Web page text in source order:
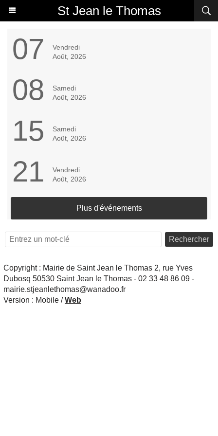
St Jean le Thomas
07
Vendredi
Août, 2026
08
Samedi
Août, 2026
15
Samedi
Août, 2026
21
Vendredi
Août, 2026
Plus d'événements
Rechercher
Copyright : Mairie de Saint Jean le Thomas 2, rue Yves
Dubosq 50530 Saint Jean le Thomas - 02 33 48 86 09 -
mairie.stjeanlethomas@wanadoo.fr
Version : Mobile /Web